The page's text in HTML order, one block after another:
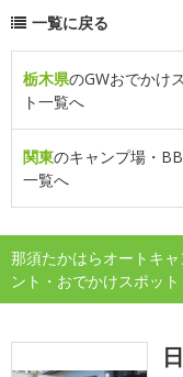
一覧に戻る
栃木県のGWおでかけ
ト一覧へ
関東のキャンプ場・
一覧へ
那須たかはらオートキ
ント・おでかけスポット